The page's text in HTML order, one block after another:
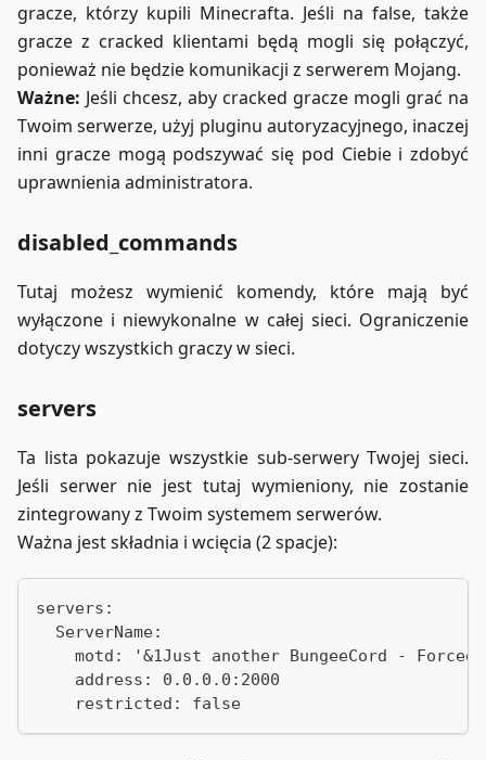
gracze, którzy kupili Minecrafta. Jeśli na false, także
gracze z cracked klientami będą mogli się połączyć,
ponieważ nie będzie komunikacji z serwerem Mojang.
Ważne: Jeśli chcesz, aby cracked gracze mogli grać na
Twoim serwerze, użyj pluginu autoryzacyjnego, inaczej
inni gracze mogą podszywać się pod Ciebie i zdobyć
uprawnienia administratora.
disabled_commands
Tutaj możesz wymienić komendy, które mają być
wyłączone i niewykonalne w całej sieci. Ograniczenie
dotyczy wszystkich graczy w sieci.
servers
Ta lista pokazuje wszystkie sub-serwery Twojej sieci.
Jeśli serwer nie jest tutaj wymieniony, nie zostanie
zintegrowany z Twoim systemem serwerów.
Ważna jest składnia i wcięcia (2 spacje):
servers:
  ServerName:
motd: '&1Just another BungeeCord - Forced
    address: 0.0.0.0:2000
    restricted: false